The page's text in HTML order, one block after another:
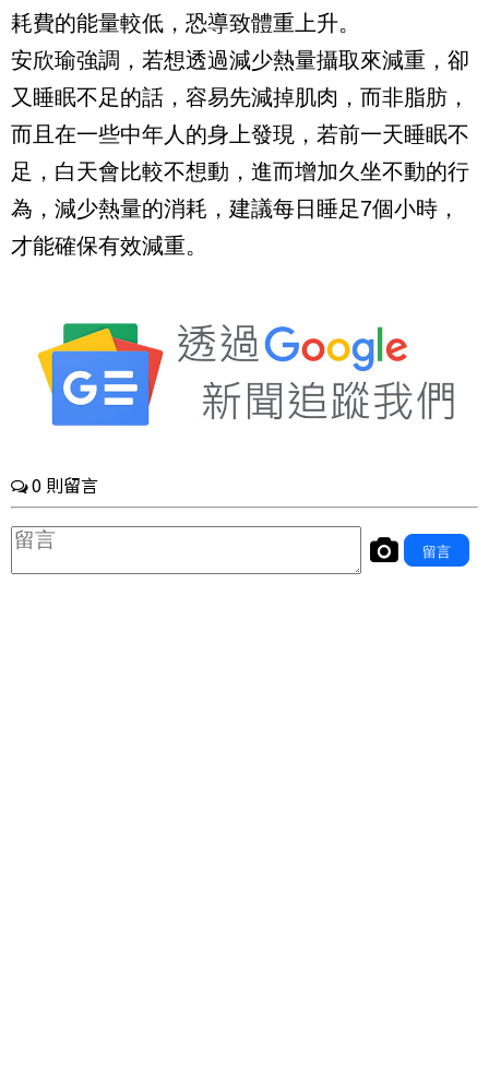
耗費的能量較低，恐導致體重上升。
安欣瑜強調，若想透過減少熱量攝取來減重，卻
又睡眠不足的話，容易先減掉肌肉，而非脂肪，
而且在一些中年人的身上發現，若前一天睡眠不
足，白天會比較不想動，進而增加久坐不動的行
為，減少熱量的消耗，建議每日睡足7個小時，
才能確保有效減重。